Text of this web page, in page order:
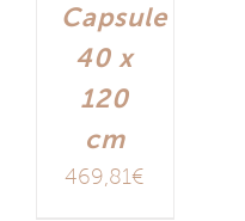
Capsule
40 x
120
cm
469,81 €